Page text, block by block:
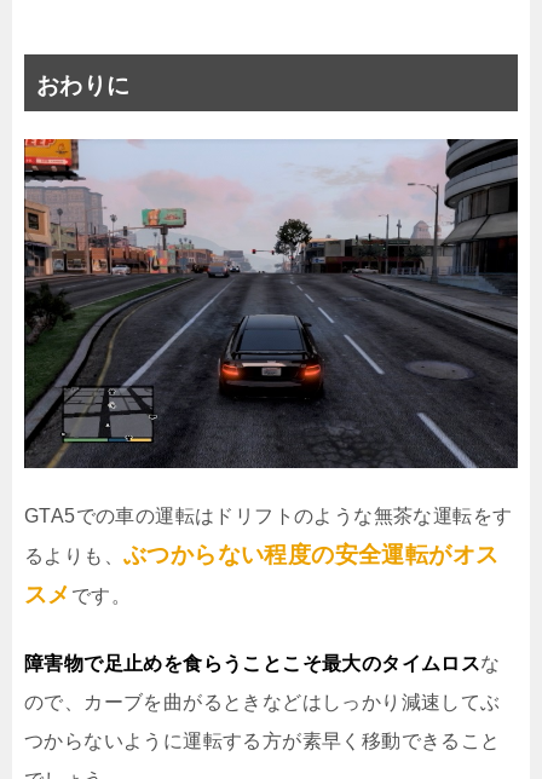
おわりに
GTA5での車の運転はドリフトのような無茶な運転をす
るよりも、 ぶつからない程度の安全運転がオス
スメ です。
障害物で足止めを食らうことこそ最大のタイムロスな
ので、カーブを曲がるときなどはしっかり減速してぶ
つからないように運転する方が素早く移動できること